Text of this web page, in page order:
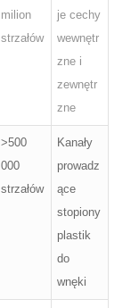
milion
strzałów
je cechy
wewnętr
zne i
zewnętr
zne
>500
000
strzałów
Kanały
prowadz
ące
stopiony
plastik
do
wnęki